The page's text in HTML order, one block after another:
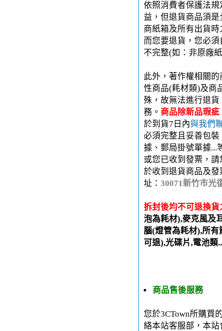
依照消費者保護法
益，但退貨商品須
商紙箱及所有出貨
而您要退貨，您必
不完整(如：非原廠
此外，著作權相關
性商品(耗材類)及商
殊，故無法進行退
務。 商品除新品瑕
於到貨7日內與我們
必須完整且妥善包
據、郵局掛號單據...
或您已收到發票，
於收到退貨商品及
址： 30071新竹市光
拆封後均不可退換
泡為耗材),麥克風及
腦(燈管為耗材),所
可退),光碟片,電池類
商品售後服務
您於3CTown所購買
絡本站客服部，本